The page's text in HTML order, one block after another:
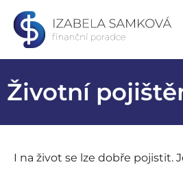
Životní
I na život se lze dobře pojistit.